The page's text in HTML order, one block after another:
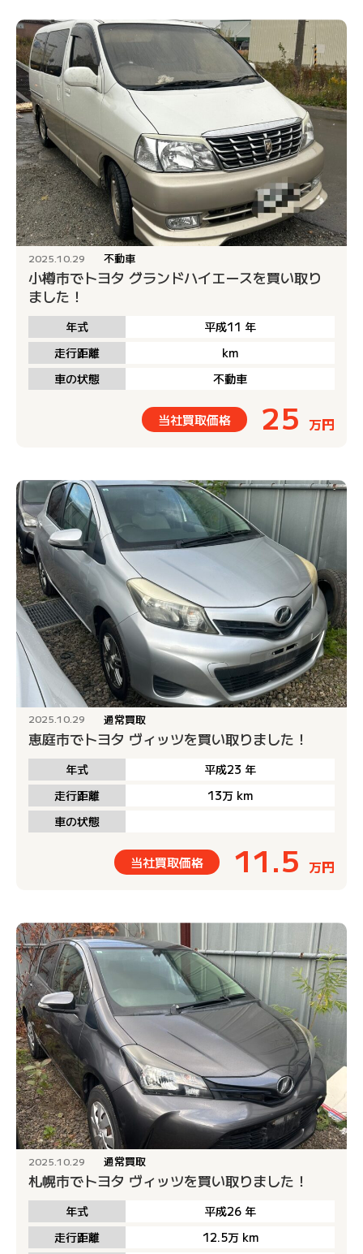
2025.10.29 不動車
小樽市でトヨタ グランドハイエースを買い取り
ました！
年式 平成11 年
走行距離
km
車の状態
不動車
当社買取価格 25 万円
2025.10.29 通常買取
恵庭市でトヨタ ヴィッツを買い取りました！
年式 平成23 年
走行距離
13万 km
車の状態
当社買取価格 11.5 万円
2025.10.29 通常買取
札幌市でトヨタ ヴィッツを買い取りました！
年式 平成26 年
走行距離
12.5万 km